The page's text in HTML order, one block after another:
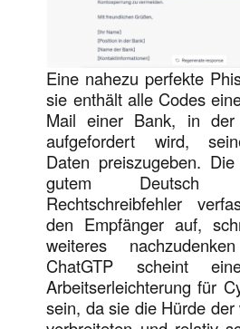
Eine nahezu perfekte
sie enthält alle Codes
Mail einer Bank, in der
aufgefordert wird,
Daten preiszugeben.
gutem
Rechtschreibfehler
den Empfänger auf,
weiteres
ChatGTP scheint
Arbeitserleichterung für
sein, da sie die Hürde